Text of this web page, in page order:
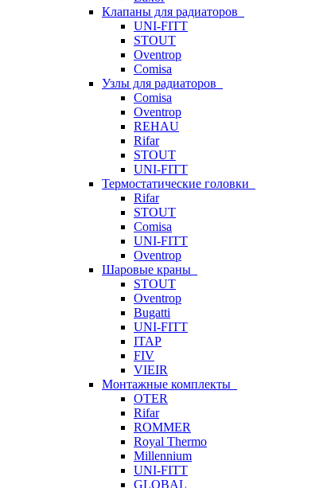
Клапаны для радиаторов
UNI-FITT
STOUT
Oventrop
Comisa
Узлы для радиаторов
Comisa
Oventrop
REHAU
Rifar
STOUT
UNI-FITT
Термостатические головки
Rifar
STOUT
Comisa
UNI-FITT
Oventrop
Шаровые краны
STOUT
Oventrop
Bugatti
UNI-FITT
ITAP
FIV
VIEIR
Монтажные комплекты
OTER
Rifar
ROMMER
Royal Thermo
Millennium
UNI-FITT
GLOBAL